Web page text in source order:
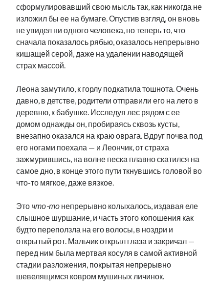
сформулировавший свою мысль так, как никогда не
изложил бы ее на бумаге. Опустив взгляд, он вновь
не увидел ни одного человека, но теперь то, что
сначала показалось рябью, оказалось непрерывно
кишащей серой, даже на удалении наводящей
страх массой.
Леона замутило, к горлу подкатила тошнота. Очень
давно, в детстве, родители отправили его на лето в
деревню, к бабушке. Исследуя лес рядом с ее
домом однажды он, пробираясь сквозь кусты,
внезапно оказался на краю оврага. Вдруг почва под
его ногами поехала — и Леончик, от страха
зажмурившись, на волне песка плавно скатился на
самое дно, в конце этого пути ткнувшись головой во
что-то мягкое, даже вязкое.
Это что-то непрерывно колыхалось, издавая еле
слышное шуршание, и часть этого копошения как
будто переползла на его волосы, в ноздри и
открытый рот. Мальчик открыл глаза и закричал —
перед ним была мертвая косуля в самой активной
стадии разложения, покрытая непрерывно
шевелящимся ковром мушиных личинок.